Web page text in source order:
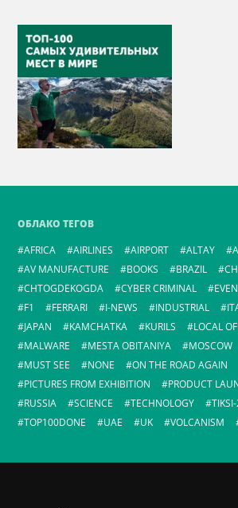
ОБЛАКО ТЕГОВ
AFRICA
AIRLINES AIRPORT ALTAY
AV MANUFACTURE
BOOKS BRAZIL
CHTOGDEKOGDA
CYBER CRIMINAL
F1
FERRARI I-NEWS INDUSTRIAL
JAPAN
KAMCHATKA KURILS LOCAL
MALWARE
MESTA OBITANIYA MOSCOW
MUST SEE
NONE
ON THE ROAD AGAIN
PICTURES FROM EXHIBITION
PRODUCT
RUSSIA
SCIENCE TECHNOLOGY
TOP100DONE
UAE UK VOLCANISM